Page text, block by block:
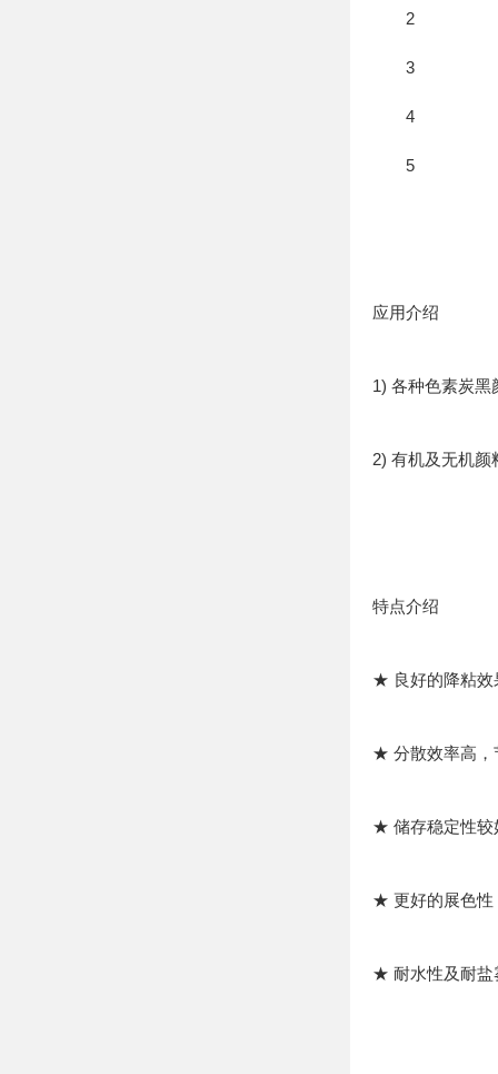
2
3
4
5
应用介绍
1) 各种色素炭黑
2) 有机及无机颜
特点介绍
★ 良好的降粘效
★ 分散效率高，
★ 储存稳定性较
★ 更好的展色性
★ 耐水性及耐盐